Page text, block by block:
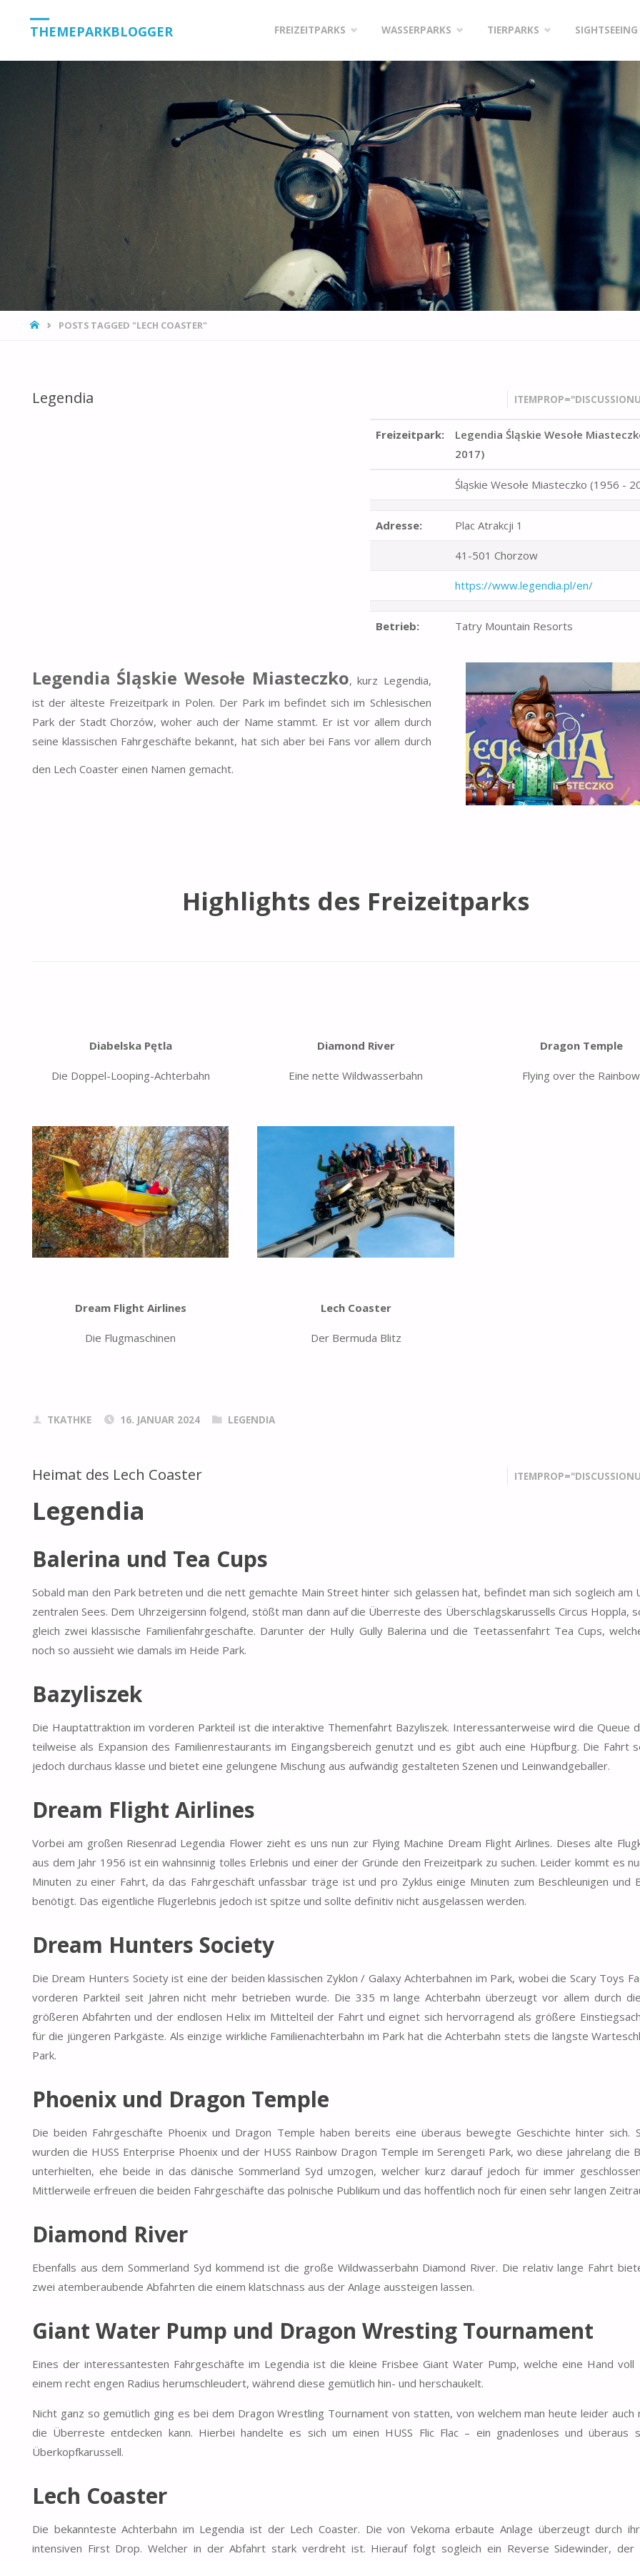
THEMEPARKBLOGGER
content
FREIZEITPARKS WASSERPARKS TIERPARKS SIGHTSEEING
HOMEPOSTS TAGGED "LECH COASTER"
Legendia
Freizeitpark:
Legendia Śląskie Wesołe
2017)
Śląskie Wesołe Miasteczko (1956 -
Adresse: Plac Atrakcji 1
41-501 Chorzow
https://www.legendia.pl/en/
Betrieb: Tatry Mountain Resorts
Legendia Śląskie Wesołe Miasteczko, kurz Legendia,
ist der älteste Freizeitpark in Polen. Der Park im befindet sich im Schlesischen
Park der Stadt Chorzów, woher auch der Name stammt. Er ist vor allem durch
seine klassischen Fahrgeschäfte bekannt, hat sich aber bei Fans vor allem durch
den Lech Coaster einen Namen gemacht.
Highlights des Freizeitparks
Diabelska Pętla
Die Doppel-Looping-Achterbahn
Diamond River
Eine nette Wildwasserbahn
Dragon Temple
Flying over the Rainbow
Dream Flight Airlines
Die Flugmaschinen
Lech Coaster
Der Bermuda Blitz
TKATHKE 16. JANUAR 2024 LEGENDIA
Heimat des Lech Coaster
Legendia
Balerina und Tea Cups
Sobald man den Park betreten und die nett gemachte Main Street hinter sich gelassen hat, befindet man sich sogleich am
zentralen Sees. Dem Uhrzeigersinn folgend, stößt man dann auf die Überreste des Überschlagskarussells Circus Hoppla,
gleich zwei klassische Familienfahrgeschäfte. Darunter der Hully Gully Balerina und die Teetassenfahrt Tea Cups,
noch so aussieht wie damals im Heide Park.
Bazyliszek
Die Hauptattraktion im vorderen Parkteil ist die interaktive Themenfahrt Bazyliszek. Interessanterweise wird die Queue
teilweise als Expansion des Familienrestaurants im Eingangsbereich genutzt und es gibt auch eine Hüpfburg. Die Fahrt
jedoch durchaus klasse und bietet eine gelungene Mischung aus aufwändig gestalteten Szenen und Leinwandgeballer.
Dream Flight Airlines
Vorbei am großen Riesenrad Legendia Flower zieht es uns nun zur Flying Machine Dream Flight Airlines. Dieses alte
aus dem Jahr 1956 ist ein wahnsinnig tolles Erlebnis und einer der Gründe den Freizeitpark zu suchen. Leider kommt es
Minuten zu einer Fahrt, da das Fahrgeschäft unfassbar träge ist und pro Zyklus einige Minuten zum Beschleunigen und
benötigt. Das eigentliche Flugerlebnis jedoch ist spitze und sollte definitiv nicht ausgelassen werden.
Dream Hunters Society
Die Dream Hunters Society ist eine der beiden klassischen Zyklon / Galaxy Achterbahnen im Park, wobei die Scary Toys
vorderen Parkteil seit Jahren nicht mehr betrieben wurde. Die 335 m lange Achterbahn überzeugt vor allem durch
größeren Abfahrten und der endlosen Helix im Mittelteil der Fahrt und eignet sich hervorragend als größere
für die jüngeren Parkgäste. Als einzige wirkliche Familienachterbahn im Park hat die Achterbahn stets die längste
Park.
Phoenix und Dragon Temple
Die beiden Fahrgeschäfte Phoenix und Dragon Temple haben bereits eine überaus bewegte Geschichte hinter sich.
wurden die HUSS Enterprise Phoenix und der HUSS Rainbow Dragon Temple im Serengeti Park, wo diese jahrelang die
unterhielten, ehe beide in das dänische Sommerland Syd umzogen, welcher kurz darauf jedoch für immer
Mittlerweile erfreuen die beiden Fahrgeschäfte das polnische Publikum und das hoffentlich noch für einen sehr langen
Diamond River
Ebenfalls aus dem Sommerland Syd kommend ist die große Wildwasserbahn Diamond River. Die relativ lange Fahrt
zwei atemberaubende Abfahrten die einem klatschnass aus der Anlage aussteigen lassen.
Giant Water Pump und Dragon Wresting Tournament
Eines der interessantesten Fahrgeschäfte im Legendia ist die kleine Frisbee Giant Water Pump, welche eine Hand voll
einem recht engen Radius herumschleudert, während diese gemütlich hin- und herschaukelt.
Nicht ganz so gemütlich ging es bei dem Dragon Wrestling Tournament von statten, von welchem man heute leider auch
die Überreste entdecken kann. Hierbei handelte es sich um einen HUSS Flic Flac – ein gnadenloses und überaus
Überkopfkarussell.
Lech Coaster
Die bekannteste Achterbahn im Legendia ist der Lech Coaster. Die von Vekoma erbaute Anlage überzeugt durch
intensiven First Drop. Welcher in der Abfahrt stark verdreht ist. Hierauf folgt sogleich ein Reverse Sidewinder,